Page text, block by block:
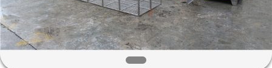
VR
-
ШОУ